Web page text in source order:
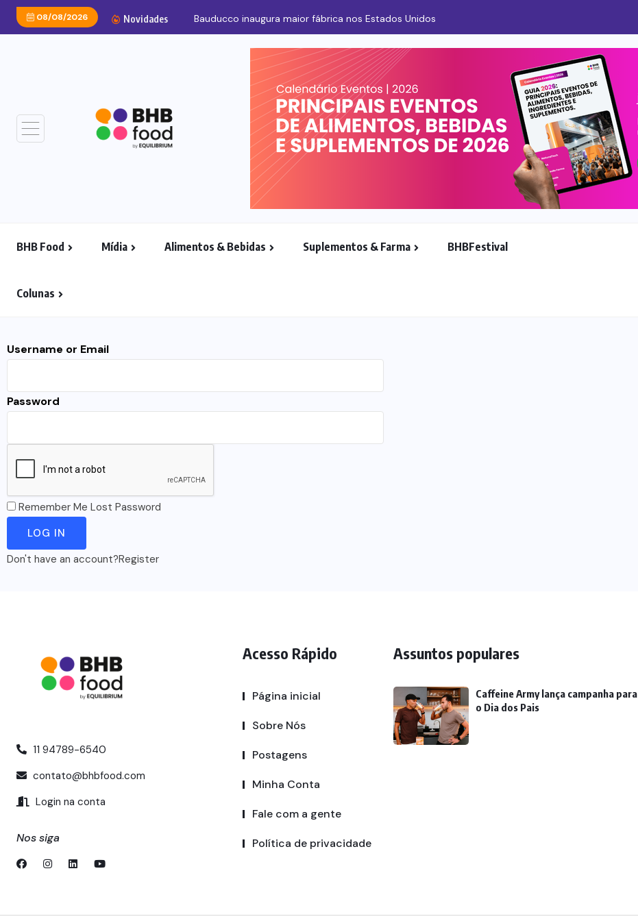
08/08/2026 Novidades Bauducco inaugura maior fábrica nos Estados Unidos
BHB Food Mídia Alimentos & Bebidas Suplementos & Farma BHBFestival
Colunas
Username or Email
Password
Remember Me Lost Password
Don't have an account?Register
11 94789-6540
contato@bhbfood.com
Login na conta
Nos siga
Acesso Rápido
Página inicial
Sobre Nós
Postagens
Minha Conta
Fale com a gente
Política de privacidade
Assuntos populares
Caffeine Army lança campanha para
o Dia dos Pais